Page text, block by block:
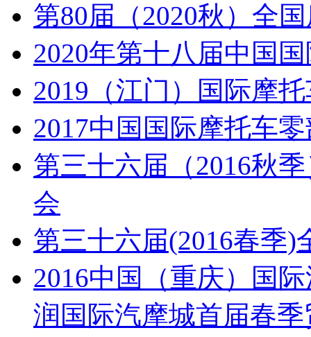
第80届（2020秋）全
2020年第十八届中国
2019（江门）国际摩
2017中国国际摩托车
第三十六届（2016秋
会
第三十六届(2016春季
2016中国（重庆）国
润国际汽摩城首届春